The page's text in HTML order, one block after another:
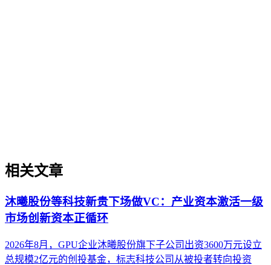
相关文章
沐曦股份等科技新贵下场做VC：产业资本激活一级
市场创新资本正循环
2026年8月，GPU企业沐曦股份旗下子公司出资3600万元设立
总规模2亿元的创投基金，标志科技公司从被投者转向投资